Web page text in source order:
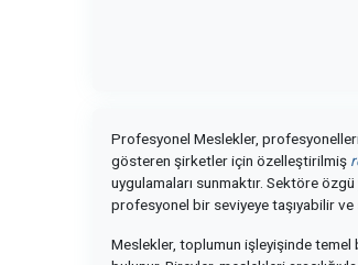
Profesyonel Meslekler,
gösteren şirketler için özelleştirilmiş
uygulamaları sunmaktır. Sektöre
profesyonel bir seviyeye taşıyabilir ve
Meslekler, toplumun işleyişinde temel